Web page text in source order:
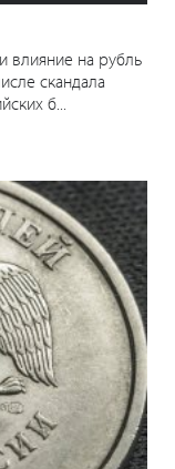
влияние на рубль
скандала
б...